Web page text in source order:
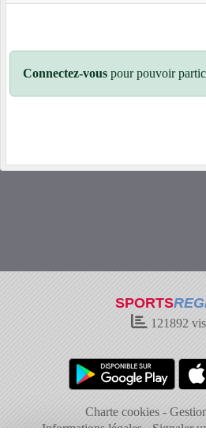
Connectez-vous pour pouvoir
SPORTS
121892
Charte cookies
Informations légales
Signaler